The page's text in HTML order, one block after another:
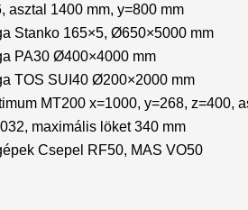
asztal 1400 mm, y=800 mm
Stanko 165×5, Ø650×5000 mm
PA30 Ø400×4000 mm
TOS SUI40 Ø200×2000 mm
MT200 x=1000, y=268, z=400,
maximális löket 340 mm
Csepel RF50, MAS VO50